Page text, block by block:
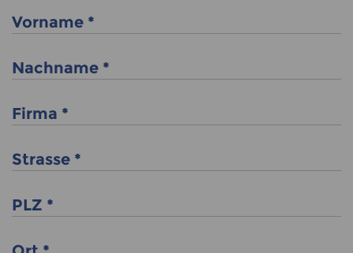
Vorname *
Nachname *
Firma *
Strasse *
PLZ *